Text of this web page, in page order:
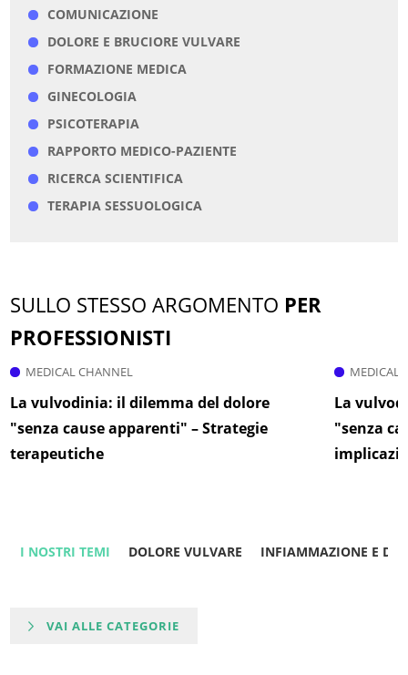
COMUNICAZIONE
DOLORE E BRUCIORE VULVARE
FORMAZIONE MEDICA
GINECOLOGIA
PSICOTERAPIA
RAPPORTO MEDICO-PAZIENTE
RICERCA SCIENTIFICA
TERAPIA SESSUOLOGICA
SULLO STESSO ARGOMENTO PER
PROFESSIONISTI
MEDICAL CHANNEL
La vulvodinia: il dilemma del dolore
"senza cause apparenti" – Strategie
terapeutiche
MEDICAL
La
"senza
I NOSTRI TEMI DOLORE VULVARE INFIAMMAZIONE E
VAI ALLE CATEGORIE